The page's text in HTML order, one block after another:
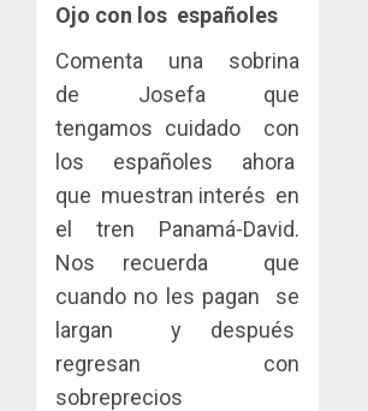
Ojo con los españoles
Comenta una sobrina
de Josefa que
tengamos cuidado con
los españoles ahora
que muestran interés en
el tren Panamá-David.
Nos recuerda que
cuando no les pagan se
largan y después
regresan con
sobreprecios